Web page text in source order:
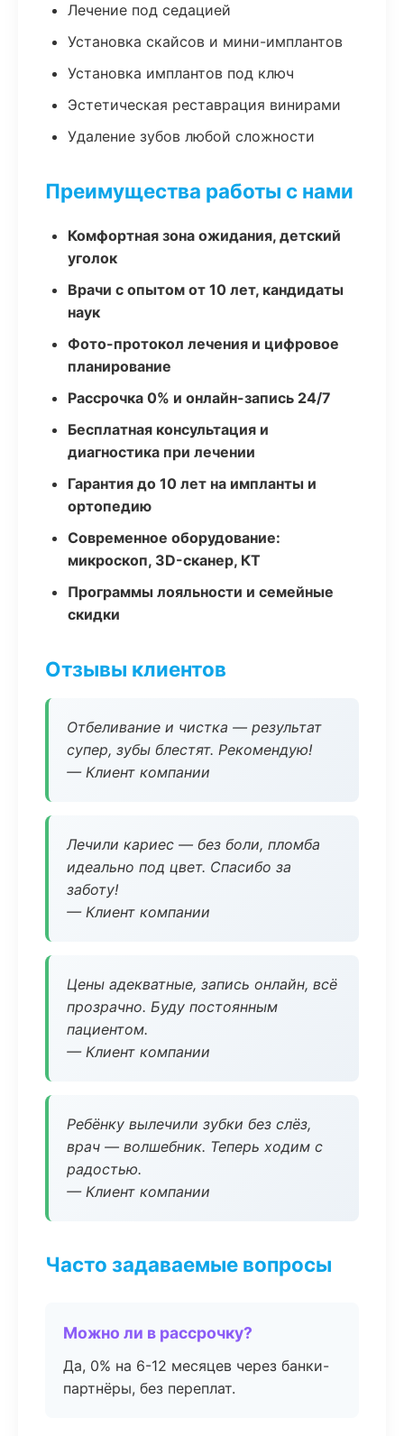
Лечение под седацией
Установка скайсов и мини-имплантов
Установка имплантов под ключ
Эстетическая реставрация винирами
Удаление зубов любой сложности
Преимущества работы с нами
Комфортная зона ожидания, детский
уголок
Врачи с опытом от 10 лет, кандидаты
наук
Фото-протокол лечения и цифровое
планирование
Рассрочка 0% и онлайн-запись 24/7
Бесплатная консультация и
диагностика при лечении
Гарантия до 10 лет на импланты и
ортопедию
Современное оборудование:
микроскоп, 3D-сканер, КТ
Программы лояльности и семейные
скидки
Отзывы клиентов
Отбеливание и чистка — результат
супер, зубы блестят. Рекомендую!
— Клиент компании
Лечили кариес — без боли, пломба
идеально под цвет. Спасибо за
заботу!
— Клиент компании
Цены адекватные, запись онлайн, всё
прозрачно. Буду постоянным
пациентом.
— Клиент компании
Ребёнку вылечили зубки без слёз,
врач — волшебник. Теперь ходим с
радостью.
— Клиент компании
Часто задаваемые вопросы
Можно ли в рассрочку?
Да, 0% на 6-12 месяцев через банки-
партнёры, без переплат.